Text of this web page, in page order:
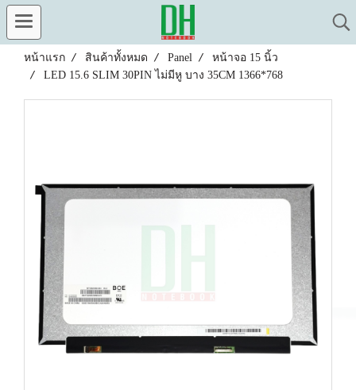
หน้าแรก สินค้าทั้งหมด Panel
หน้าจอ 15 นิ้ว
LED 15.6 SLIM 30PIN ไม่มีหู บาง 35CM 1366*768